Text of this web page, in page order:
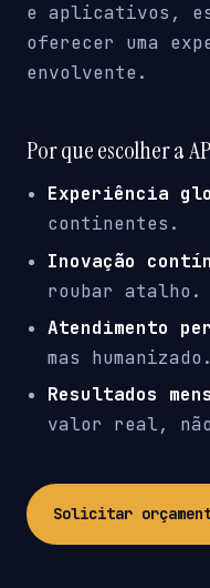
e aplicativos,
oferecer uma
envolvente.
Por que escolher a
Experiência
continentes.
Inovação
roubar atalho.
Atendimento
mas humanizado.
Resultados
valor real, não
Solicitar